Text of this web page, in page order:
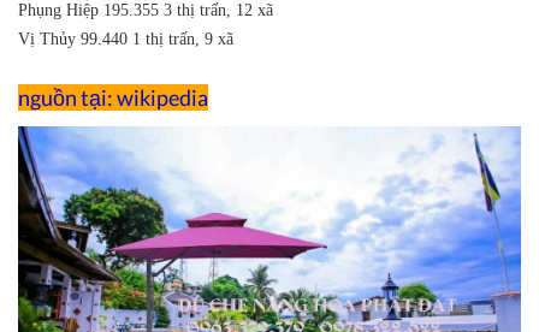
Phụng Hiệp 195.355 3 thị trấn, 12 xã
Vị Thủy 99.440 1 thị trấn, 9 xã
nguồn tại: wikipedia